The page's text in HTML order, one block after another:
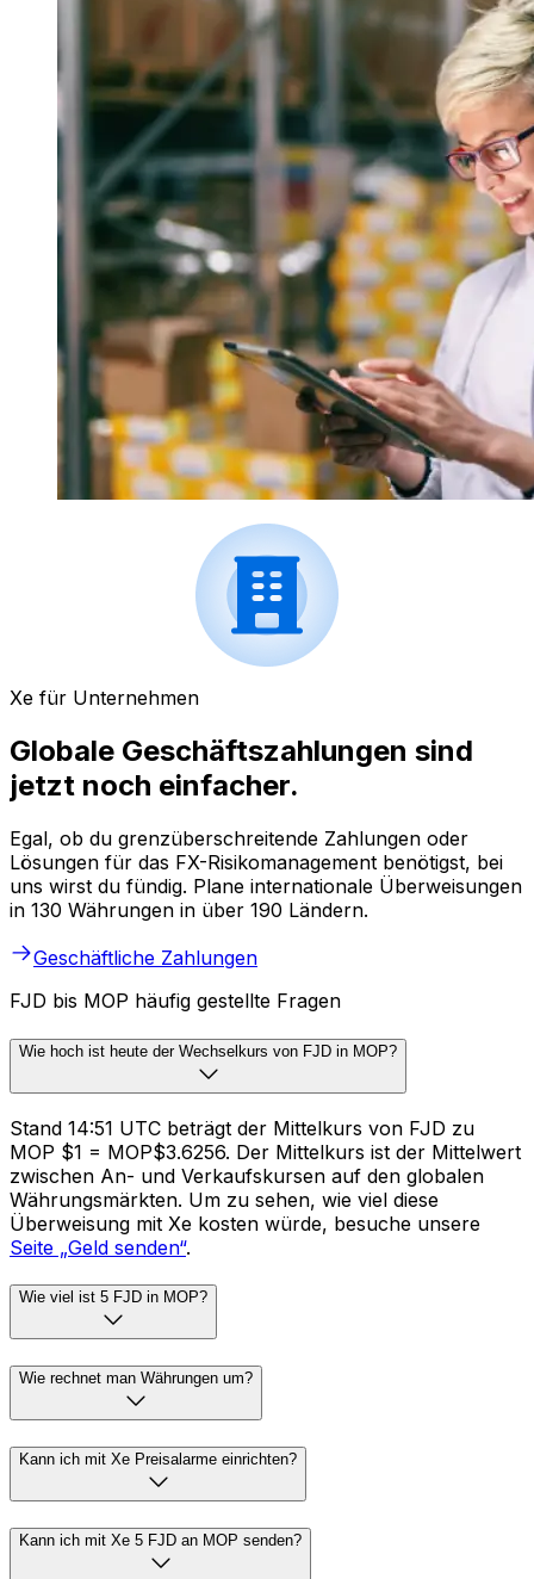
Xe für Unternehmen
Globale Geschäftszahlungen sind
jetzt noch einfacher.
Egal, ob du grenzüberschreitende Zahlungen oder
Lösungen für das FX-Risikomanagement benötigst, bei
uns wirst du fündig. Plane internationale Überweisungen
in 130 Währungen in über 190 Ländern.
Geschäftliche Zahlungen
FJD bis MOP häufig gestellte Fragen
Wie hoch ist heute der Wechselkurs von FJD in MOP?
Stand 14:51 UTC beträgt der Mittelkurs von FJD zu
MOP $1 = MOP$3.6256. Der Mittelkurs ist der Mittelwert
zwischen An- und Verkaufskursen auf den globalen
Währungsmärkten. Um zu sehen, wie viel diese
Überweisung mit Xe kosten würde, besuche unsere
Seite „Geld senden“.
Wie viel ist 5 FJD in MOP?
Wie rechnet man Währungen um?
Kann ich mit Xe Preisalarme einrichten?
Kann ich mit Xe 5 FJD an MOP senden?